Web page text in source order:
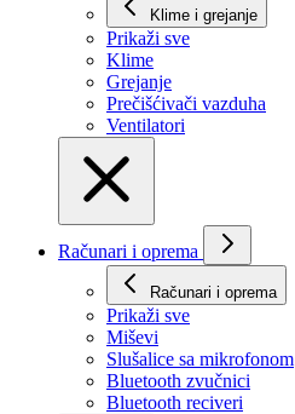
Klime i grejanje
Prikaži svе
Klime
Grejanje
Prečišćivači vazduha
Ventilatori
Računari i oprema
Računari i oprema
Prikaži svе
Miševi
Slušalice sa mikrofonom
Bluetooth zvučnici
Bluetooth reciveri